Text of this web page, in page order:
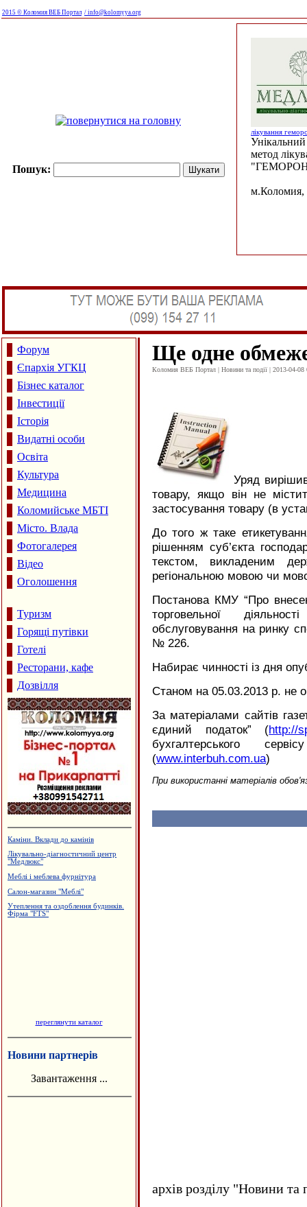
2015 © Коломия ВЕБ Портал / info@kolomyya.org
Пошук:
лікування
Унікальний
метод
м.Коломия,
Форум
Єпархія УГКЦ
Бізнес каталог
Інвестиції
Історія
Видатні особи
Освіта
Культура
Медицина
Коломийське МБТІ
Місто. Влада
Фотогалерея
Відео
Оголошення
Туризм
Горящі путівки
Готелі
Ресторани, кафе
Дозвілля
Кафе "Fresh"
Архітектурне проектування.
Р.Думанський
Магазин "Софія" - жіночий одяг
Дзвони церковні
Виготовлення технологічного
устаткування штампів і пресформ,
переглянути каталог
Новини партнерів
Завантаження ...
Ще одне
Коломия ВЕБ Портал | Новини та події | 2013-04-08
Уряд
товару, якщо він не
застосування товару (в
До того ж таке
рішенням суб’єкта
текстом, викладеним
регіональною мовою чи
Постанова КМУ “Про
торговельної
обслуговування на ринку
№ 226.
Набирає чинності із дня
Станом на 05.03.2013 р. не
За матеріалами сайтів
єдиний податок” (http://
бухгалтерського
(www.interbuh.com.ua)
При використанні матеріалів
архів розділу "Новини та